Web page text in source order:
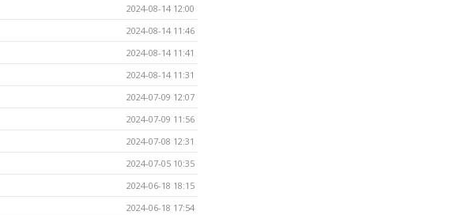
2024-08-14 12:00
2024-08-14 11:46
2024-08-14 11:41
2024-08-14 11:31
2024-07-09 12:07
2024-07-09 11:56
2024-07-08 12:31
2024-07-05 10:35
2024-06-18 18:15
2024-06-18 17:54